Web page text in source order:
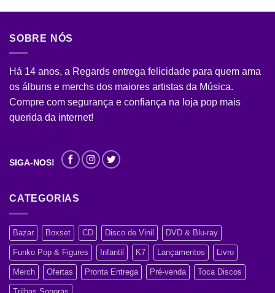
SOBRE NÓS
Há 14 anos, a Regards entrega felicidade para quem ama
os álbuns e merchs dos maiores artistas da Música.
Compre com segurança e confiança na loja pop mais
querida da internet!
SIGA-NOS!
CATEGORIAS
Bazar Boxset CD Disco de Vinil DVD & Blu-ray
Funko Pop & Figures Infantil K7 Lançamentos Livro
Merch Ofertas Pronta Entrega Pré-venda Toca Discos